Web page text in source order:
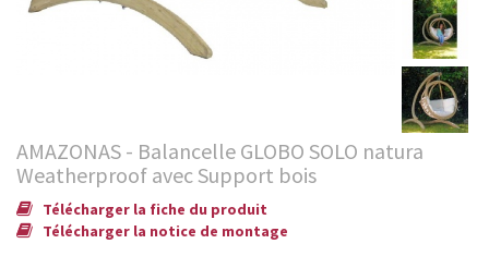
AMAZONAS - Balancelle GLOBO SOLO natura
Weatherproof avec Support bois
Télécharger la fiche du produit
Télécharger la notice de montage